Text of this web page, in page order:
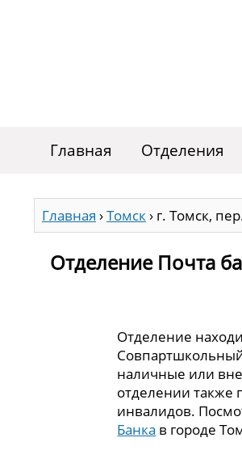
Главная Отделения
Главная ›Томск› г. Томск,
Отделение Почта
Отделение
наличные или
отделении также
инвалидов.
Банка в городе